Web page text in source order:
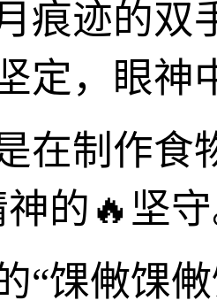
痕迹的
定，眼神
在制作食
的🔥坚
“馃敒馃